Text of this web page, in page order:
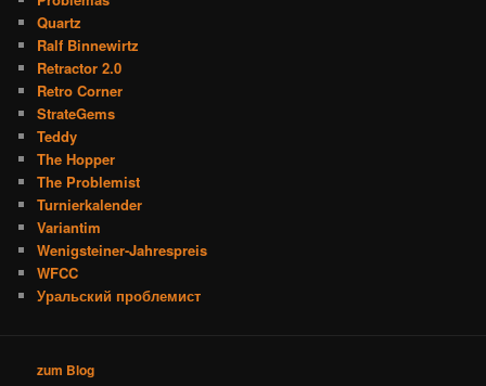
Quartz
Ralf Binnewirtz
Retractor 2.0
Retro Corner
StrateGems
Teddy
The Hopper
The Problemist
Turnierkalender
Variantim
Wenigsteiner-Jahrespreis
WFCC
Уральский проблемист
zum Blog